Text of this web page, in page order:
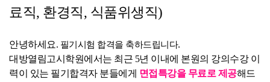
료직, 환경직, 식품위생직)
안녕하세요. 필기시험 합격을 축하드립니다.
대방열림고시학원에서는 최근 5년 이내에 본원의 강의수강 이
력이 있는 필기합격자 분들에게 면접특강을 무료로 제공해드